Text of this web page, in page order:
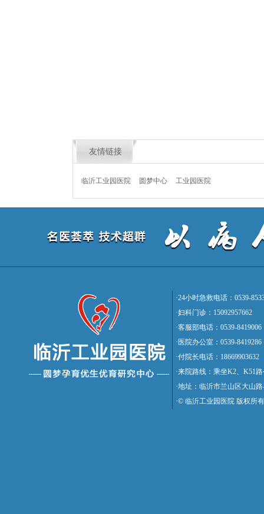
友情链接
临沂工业园医院 圆梦中心 工业园医院
·24小时急救电话：0539-
·妇科门诊：15092957662
·客服部电话：0539-8419006
·医院办公室：0539-8419286
·付院长电话：18669903632
·来院路线：乘坐K2、K51
·地址：临沂市兰山区大山
·© 临沂工业园医院 版权所